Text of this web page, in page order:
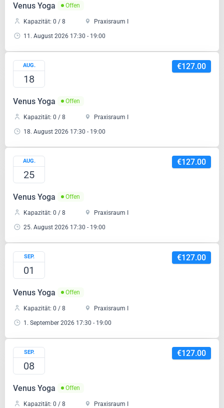
Mag.a Dagmar Maier-Huber
Praxisraum II
Mehr
Praxisraum II
Mehr Weiter
Venus Yoga Offen
Kapazität: 0 / 8 Praxisraum I
11. August 2026 17:30 - 19:00
AUG.
18
Venus Yoga Offen
Kapazität: 0 / 8 Praxisraum I
18. August 2026 17:30 - 19:00
€127.00
AUG.
25
Venus Yoga Offen
Kapazität: 0 / 8 Praxisraum I
25. August 2026 17:30 - 19:00
€127.00
SEP.
01
Venus Yoga Offen
Kapazität: 0 / 8 Praxisraum I
1. September 2026 17:30 - 19:00
€127.00
SEP.
08
Venus Yoga Offen
Kapazität: 0 / 8 Praxisraum I
€127.00